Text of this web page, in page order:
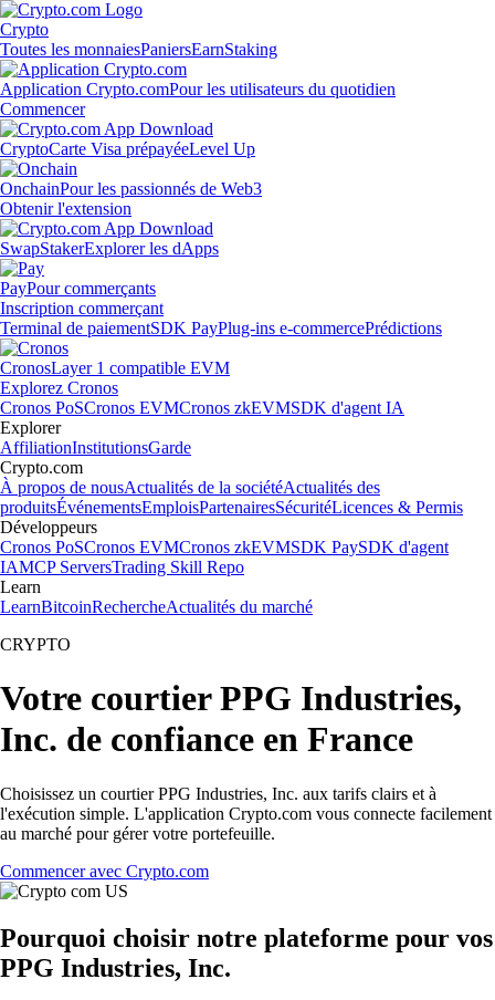
Crypto
Toutes les monnaiesPaniersEarnStaking
Application Crypto.comPour les utilisateurs du quotidien
Commencer
CryptoCarte Visa prépayéeLevel Up
OnchainPour les passionnés de Web3
Obtenir l'extension
SwapStakerExplorer les dApps
PayPour commerçants
Inscription commerçant
Terminal de paiementSDK PayPlug-ins e-commercePrédictions
CronosLayer 1 compatible EVM
Explorez Cronos
Cronos PoSCronos EVMCronos zkEVMSDK d'agent IA
Explorer
AffiliationInstitutionsGarde
Crypto.com
À propos de nousActualités de la sociétéActualités des
produitsÉvénementsEmploisPartenairesSécuritéLicences & Permis
Développeurs
Cronos PoSCronos EVMCronos zkEVMSDK PaySDK d'agent
IAMCP ServersTrading Skill Repo
Learn
LearnBitcoinRechercheActualités du marché
CRYPTO
Votre courtier PPG Industries,
Inc. de confiance en France
Choisissez un courtier PPG Industries, Inc. aux tarifs clairs et à
l'exécution simple. L'application Crypto.com vous connecte facilement
au marché pour gérer votre portefeuille.
Commencer avec Crypto.com
Pourquoi choisir notre plateforme pour vos
PPG Industries, Inc.